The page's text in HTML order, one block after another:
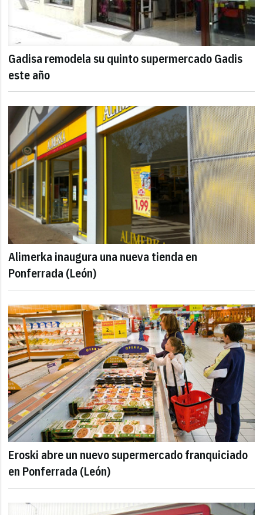
Gadisa remodela su quinto supermercado Gadis
este año
Alimerka inaugura una nueva tienda en
Ponferrada (León)
Eroski abre un nuevo supermercado franquiciado
en Ponferrada (León)